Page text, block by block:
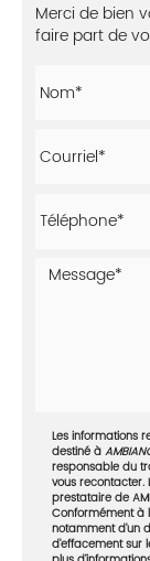
Merci de bien
faire part de
Les informations
destiné à
responsable du
vous recontacter.
prestataire de
Conformément à
notamment d'un
d'effacement sur